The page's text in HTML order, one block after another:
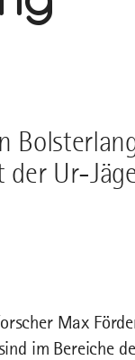
der Ur-
Max
im Bereiche